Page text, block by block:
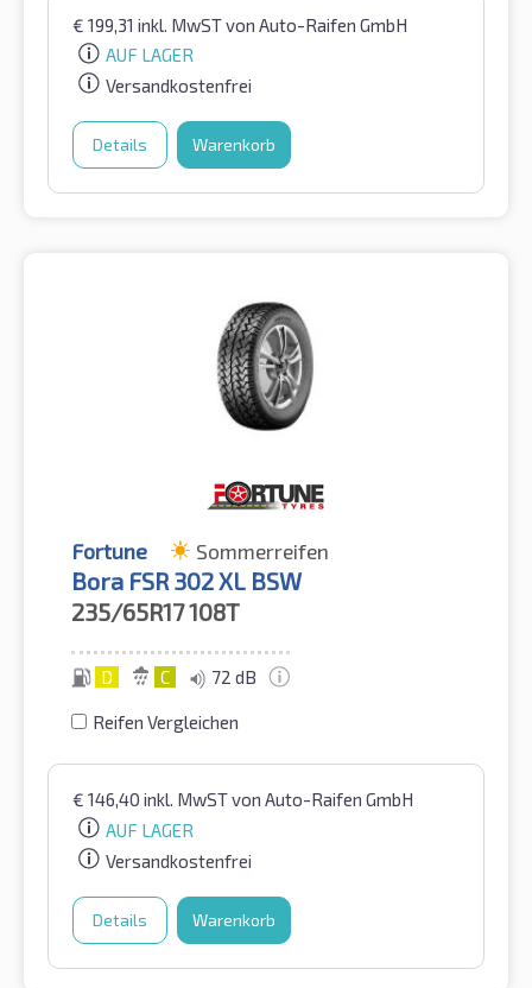
€ 199,31 inkl. MwSTvon Auto-Raifen GmbH
AUF LAGER
Versandkostenfrei
Details Warenkorb
Fortune Sommerreifen
Bora FSR 302 XL BSW
235/65R17108T
D C 72 dB
Reifen Vergleichen
€ 146,40 inkl. MwSTvon Auto-Raifen GmbH
AUF LAGER
Versandkostenfrei
Details Warenkorb